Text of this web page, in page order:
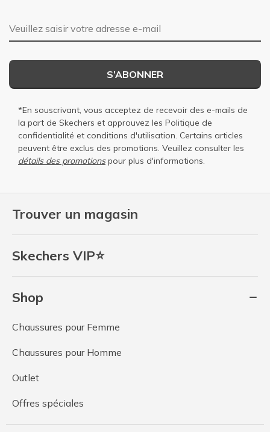
Trouver un magasin
Skechers VIP⭐
Shop
Chaussures pour Femme
Chaussures pour Homme
Outlet
Offres spéciales
Adresse e-mail
S’ABONNER
*En souscrivant, vous acceptez de recevoir des e-mails de
la part de Skechers et approuvez les Politique de
confidentialité et conditions d'utilisation. Certains articles
peuvent être exclus des promotions. Veuillez consulter les
détails des promotionspour plus d'informations.